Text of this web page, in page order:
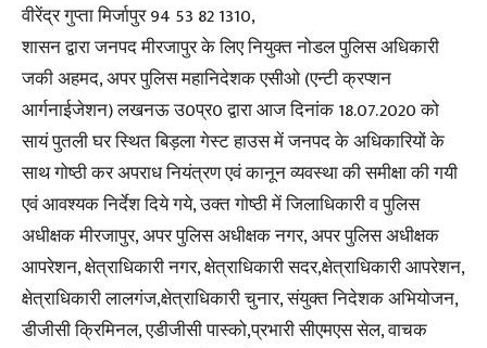
वीरेंद्र गुप्ता मिर्जापुर 94 53 82 1310,
शासन द्वारा जनपद मीरजापुर के लिए नियुक्त नोडल पुलिस अधिकारी
जकी अहमद, अपर पुलिस महानिदेशक एसीओ (एन्टी क्रप्शन
आर्गनाईजेशन) लखनऊ उ0प्र0 द्वारा आज दिनांक 18.07.2020 को
सायं पुतली घर स्थित बिड़ला गेस्ट हाउस में जनपद के अधिकारियों के
साथ गोष्ठी कर अपराध नियंत्रण एवं कानून व्यवस्था की समीक्षा की गयी
एवं आवश्यक निर्देश दिये गये, उक्त गोष्ठी में जिलाधिकारी व पुलिस
अधीक्षक मीरजापुर, अपर पुलिस अधीक्षक नगर, अपर पुलिस अधीक्षक
आपरेशन, क्षेत्राधिकारी नगर, क्षेत्राधिकारी सदर,क्षेत्राधिकारी आपरेशन,
क्षेत्राधिकारी लालगंज,क्षेत्राधिकारी चुनार, संयुक्त निदेशक अभियोजन,
डीजीसी क्रिमिनल, एडीजीसी पास्को,प्रभारी सीएमएस सेल, वाचक